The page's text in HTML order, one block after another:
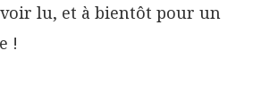
lu, et à bientôt pour un
!